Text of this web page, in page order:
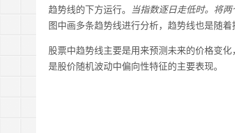
趋势线的下方运行。
当指数逐日走低时。将
图中画多条趋势线进行分析，趋势线也是随着
股票中趋势线主要是用来预测未来的价格变
是股价随机波动中偏向性特征的主要表现。